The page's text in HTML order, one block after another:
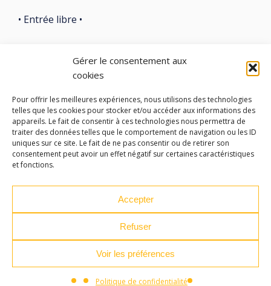
Gérer le consentement aux
cookies
Pour offrir les meilleures expériences, nous utilisons des technologies
telles que les cookies pour stocker et/ou accéder aux informations des
appareils. Le fait de consentir à ces technologies nous permettra de
traiter des données telles que le comportement de navigation ou les ID
uniques sur ce site. Le fait de ne pas consentir ou de retirer son
consentement peut avoir un effet négatif sur certaines caractéristiques
et fonctions.
Accepter
Refuser
Voir les préférences
Politique de confidentialité
• Entrée libre •
LES ATELIERS DES ARTS
32 Rue 86E Régiment d'Infanterie
43000 Le Puy-en-Velay
FacebookInstagram
YoutubeSoundcloud
S'inscrire à la newsletter